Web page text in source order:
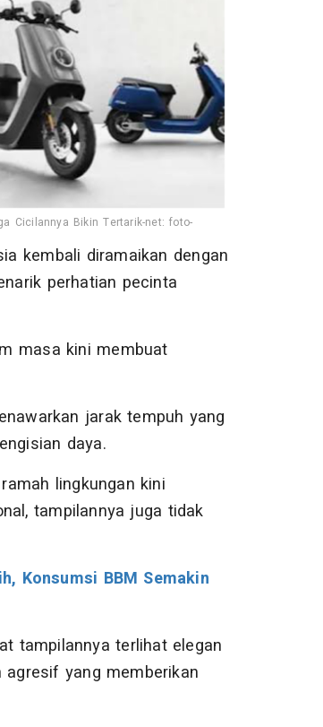
Cicilannya Bikin Tertarik-net: foto-
kembali diramaikan dengan
perhatian pecinta
masa kini membuat
jarak tempuh yang
daya.
lingkungan kini
tampilannya juga tidak
Konsumsi BBM Semakin
tampilannya terlihat elegan
yang memberikan